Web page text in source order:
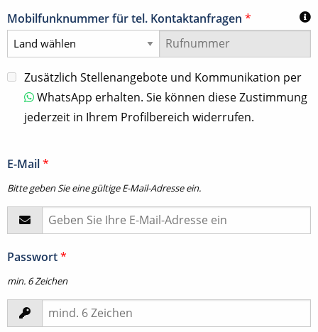
Mobilfunknummer für tel. Kontaktanfragen *
Zusätzlich Stellenangebote und Kommunikation per
WhatsApp erhalten. Sie können diese Zustimmung
jederzeit in Ihrem Profilbereich widerrufen.
E-Mail*
Bitte geben Sie eine gültige E-Mail-Adresse ein.
Passwort*
min. 6 Zeichen